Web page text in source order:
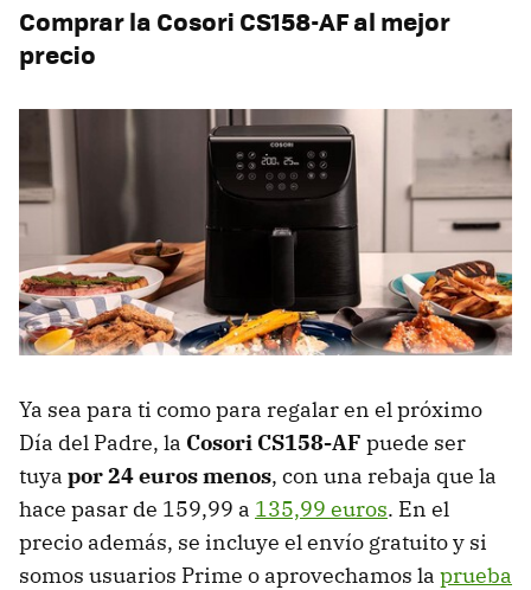
Comprar laCosori CS158-AFal mejor
precio
Ya sea para ti como para regalar en el próximo
Día del Padre, la Cosori CS158-AF puede ser
tuya por 24 euros menos, con una rebaja que la
hace pasar de 159,99 a 135,99 euros. En el
precio además, se incluye el envío gratuito y si
somos usuarios Prime o aprovechamos la prueba